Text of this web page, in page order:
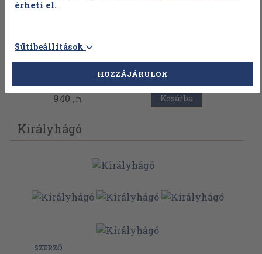
Vissza az előző oldalra
940 ,-Ft Kosárba
Királyhágó
SZERZŐ
érheti el.
Sütibeállítások
HOZZÁJÁRULOK